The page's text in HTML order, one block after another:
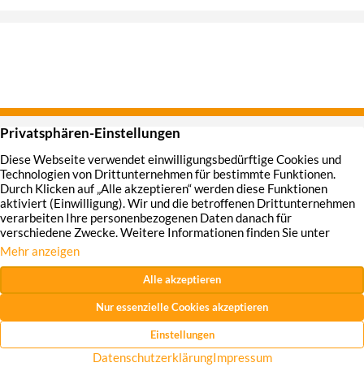
ImpressumDatenschutzhinweiseWiderrufsrechtAGB